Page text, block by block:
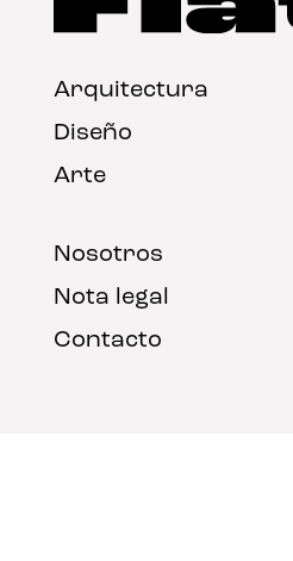
Arquitectura
Diseño
Arte
Nosotros
Nota legal
Contacto